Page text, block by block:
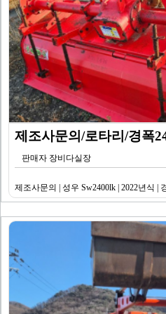
판매자 장비다실장
제조사문의 | 성우 Sw2400lk | 2022년식 |